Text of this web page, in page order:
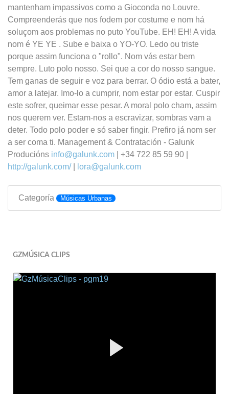
mantenham impassivos como a Gioconda no Louvre.
Compreenderás que nos fodem por costume e nom há
soluçom aos problemas no puto YouTube. EH! EH! A vida
nom é YE YE . Sube e baixa o YO-YO. Ledo ou triste
porque assim funciona o "rollo". Nom vás estar bem
sempre. Luto polo nosso. Sei que a cor do nosso sangue.
Tem ganas de seguir e voz para berrar. O ódio está a bater,
amor a latejar. Imo-lo a cumprir, nom estar por estar. Cuspir
este sofrer, queimar esse pesar. A moral polo cham, assim
nos querem ver. Estam-nos a escravizar, sombras vam a
deter. Todo polo poder e só saber fingir. Prefiro já nom ser
a ser coma ti. Management & Contratación - Galunk
Producións info@galunk.com | +34 722 85 59 90 |
http://galunk.com/| lora@galunk.com
Categoría Músicas Urbanas
GZMÚSICA CLIPS